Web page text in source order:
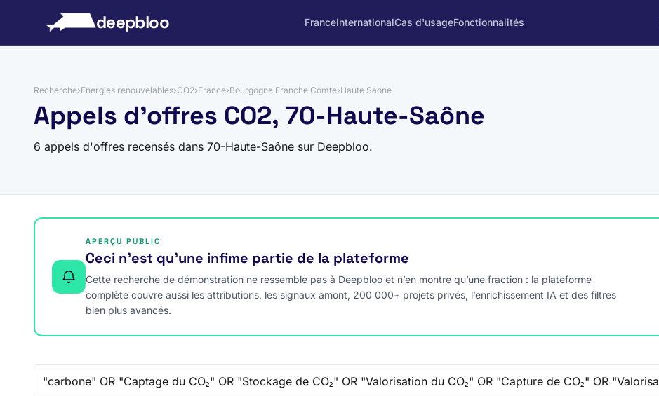
deepbloo FranceInternationalCas d'usageFonctionnalités
Recherche›Énergies renouvelables›CO2›France›Bourgogne Franche Comte›Haute Saone
Appels d'offres CO2, 70-Haute-Saône
6 appels d'offres recensés dans 70-Haute-Saône sur Deepbloo.
APERÇU PUBLIC
Ceci n’est qu’une infime partie de la plateforme
Cette recherche de démonstration ne ressemble pas à Deepbloo et n’en montre qu’une fraction : la plateforme
complète couvre aussi les attributions, les signaux amont, 200 000+ projets privés, l’enrichissement IA et des filtres
bien plus avancés.